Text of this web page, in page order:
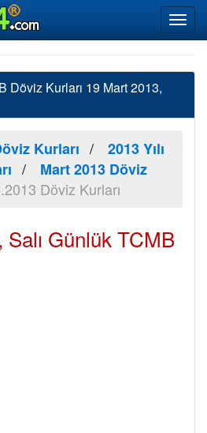
Döviz Kurları 19 Mart 2013,
Kurları
2013 Yılı
Mart 2013 Döviz
Döviz Kurları
Günlük TCMB